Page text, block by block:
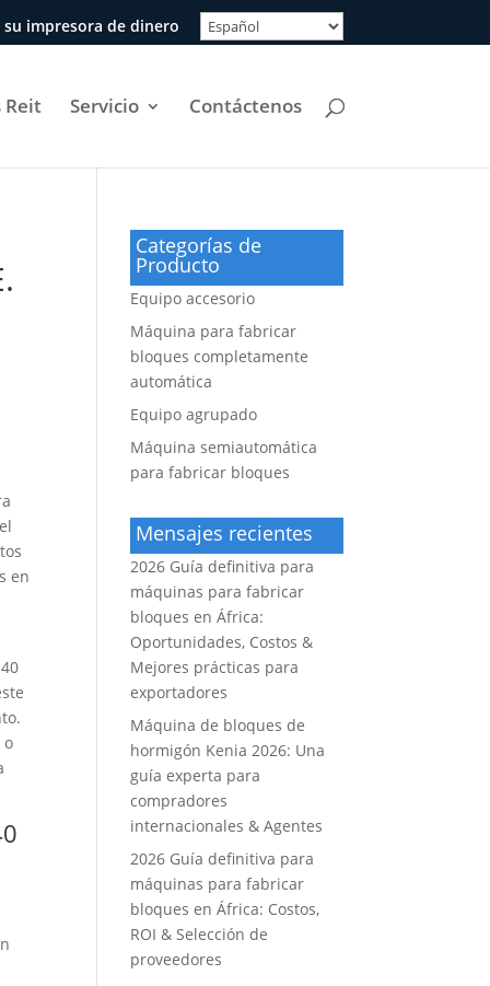
su impresora de dinero
Reit Servicio Contáctenos
en
o
Categorías de
Producto
Equipo accesorio
Máquina para fabricar
bloques completamente
automática
Equipo agrupado
Máquina semiautomática
para fabricar bloques
Mensajes recientes
2026 Guía definitiva para
máquinas para fabricar
bloques en África:
Oportunidades, Costos &
Mejores prácticas para
exportadores
Máquina de bloques de
hormigón Kenia 2026: Una
guía experta para
compradores
internacionales & Agentes
2026 Guía definitiva para
máquinas para fabricar
bloques en África: Costos,
ROI & Selección de
proveedores